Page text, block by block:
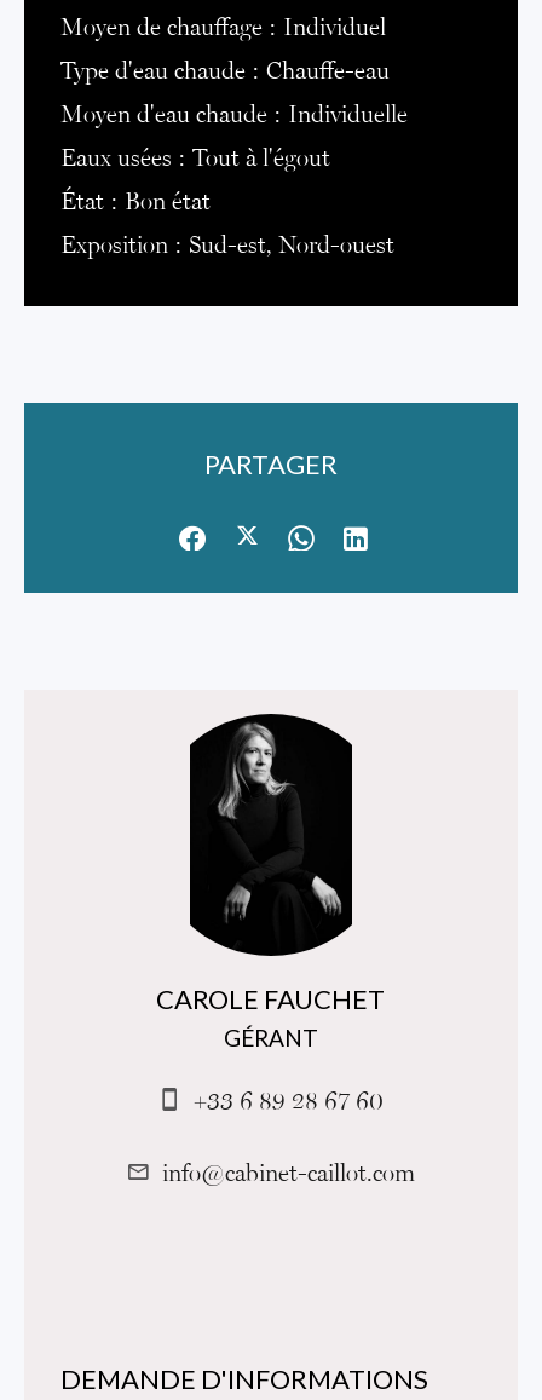
Moyen de chauffage
Individuel
Type d'eau chaude
Chauffe-eau
Moyen d'eau chaude
Individuelle
Eaux usées
Tout à l'égout
État
Bon état
Exposition
Sud-est, Nord-ouest
PARTAGER
CAROLE FAUCHET
GÉRANT
+33 6 89 28 67 60
info@cabinet-caillot.com
DEMANDE D'INFORMATIONS